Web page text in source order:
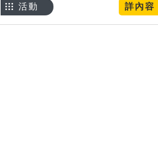
詳內容
活動